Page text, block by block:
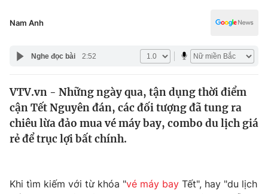
Thế giới
Tin tức
Câu chuyện quốc tế
Dữ liệu và đời sống
Giáo dục
Nam Anh
Nghe đọc bài 2:52
VTV.vn - Những ngày qua, tận dụng thời điểm
cận Tết Nguyên đán, các đối tượng đã tung ra
chiêu lừa đảo mua vé máy bay, combo du lịch giá
rẻ để trục lợi bất chính.
Khi tìm kiếm với từ khóa "vé máy bay Tết", hay "du lịch